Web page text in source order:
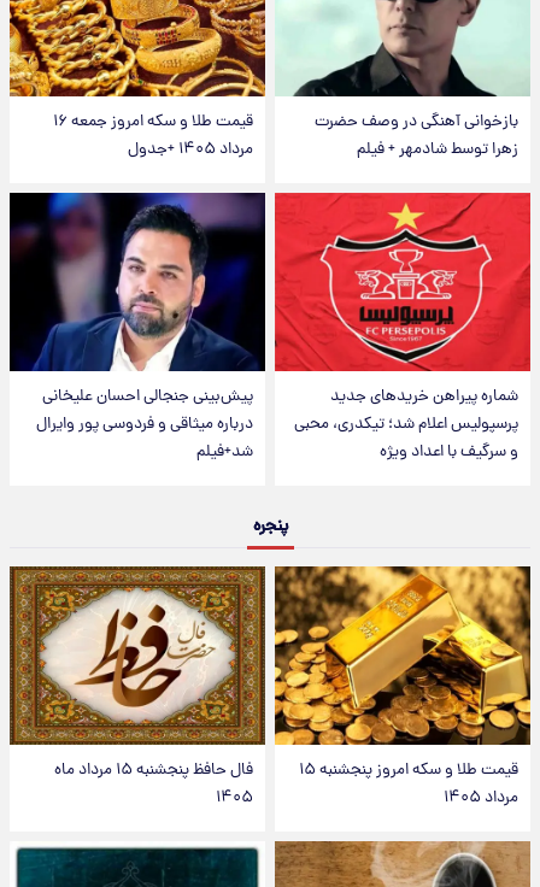
بازخوانی آهنگی در وصف حضرت
زهرا توسط شادمهر + فیلم
قیمت طلا و سکه امروز جمعه ۱۶
مرداد ۱۴۰۵ +جدول
شماره پیراهن خریدهای جدید
پرسپولیس اعلام شد؛ تیکدری، محبی
و سرگیف با اعداد ویژه
پیش‌بینی جنجالی احسان علیخانی
درباره میثاقی و فردوسی پور وایرال
شد+فیلم
پنجره
قیمت طلا و سکه امروز پنجشنبه ۱۵
مرداد ۱۴۰۵
فال حافظ پنجشنبه ۱۵ مرداد ماه
۱۴۰۵